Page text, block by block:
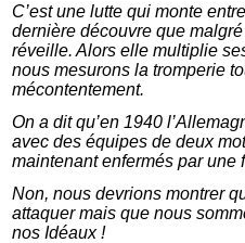
C’est une lutte qui monte
dernière découvre que
réveille. Alors elle multiplie
nous mesurons la tromperie
mécontentement.
On a dit qu’en 1940
avec des équipes de deux
maintenant enfermés par une
Non, nous devrions montrer
attaquer mais que nous
nos Idéaux !